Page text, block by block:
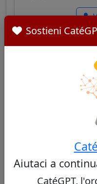
Cardinale italiano,
del Santo
Sostieni
Aiutaci a
CatéGPT,